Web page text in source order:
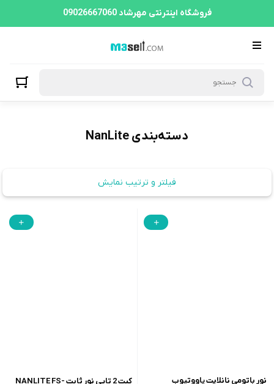
فروشگاه اینترنتی مهرشاد 09026667060
دسته‌بندی NanLite
فیلتر و ترتیب نمایش
نور باتومی نانلایت پاووتیوب
کیت 2 تایی نور ثابت NANLITE FS-